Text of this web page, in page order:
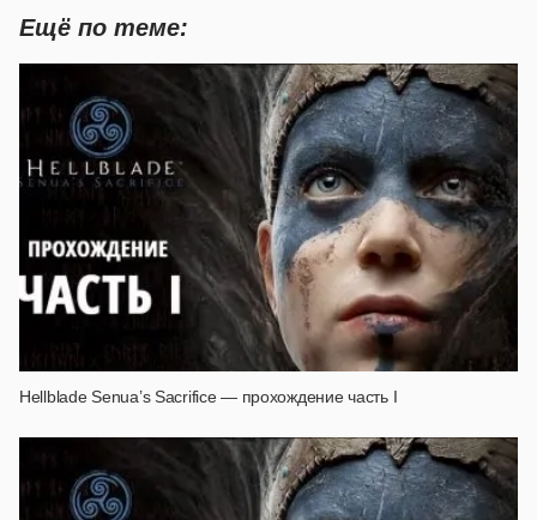
Ещё по теме:
Hellblade Senua’s Sacrifice — прохождение часть I